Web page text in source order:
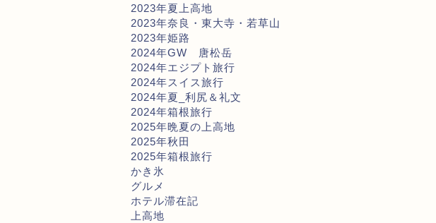
2023年夏上高地
2023年奈良・東大寺・若草山
2023年姫路
2024年GW 唐松岳
2024年エジプト旅行
2024年スイス旅行
2024年夏_利尻＆礼文
2024年箱根旅行
2025年晩夏の上高地
2025年秋田
2025年箱根旅行
かき氷
グルメ
ホテル滞在記
上高地